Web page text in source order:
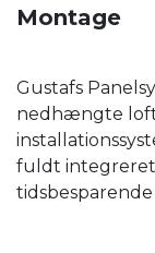
Montage
Gustafs
nedhængte
fuldt integreret